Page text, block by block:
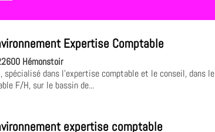
Expertise Comptable
Hémonstoir
spécialisé dans l'expertise comptable et le conseil, dans le
F/H, sur le bassin de...
expertise comptable